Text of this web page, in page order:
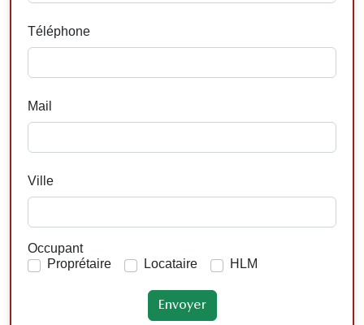
Téléphone
Mail
Ville
Occupant
Proprétaire
Locataire HLM